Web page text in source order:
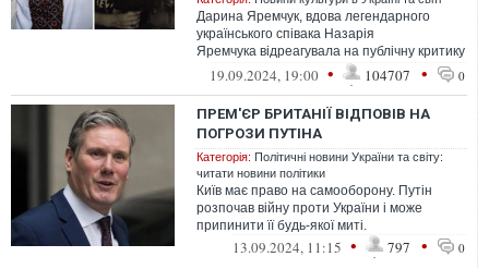
Дарина Яремчук, вдова легендарного
українського співака Назарія
Яремчука відреагувала на публічну критику
від народної артистки України Оксани
19.09.2024, 19:00 • 104707 • 0
ПРЕМ'ЄР БРИТАНІЇ ВІДПОВІВ НА
ПОГРОЗИ ПУТІНА
Категорія: Політичні новини України та світу:
читати новини політики
Київ має право на самооборону. Путін
розпочав війну проти України і може
припинити її будь-якої миті.
13.09.2024, 11:15 • 797 • 0